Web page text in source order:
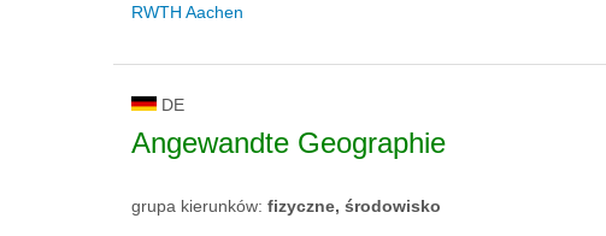
RWTH Aachen
DE
Angewandte Geographie
grupa kierunków: fizyczne, środowisko